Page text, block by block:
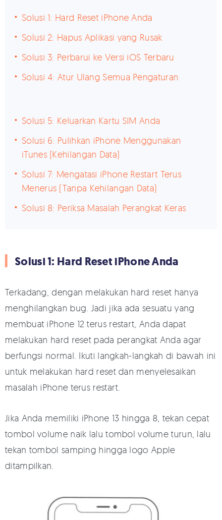
Solusi 1: Hard Reset iPhone Anda
Solusi 2: Hapus Aplikasi yang Rusak
Solusi 3: Perbarui ke Versi iOS Terbaru
Solusi 4: Atur Ulang Semua Pengaturan
Solusi 5: Keluarkan Kartu SIM Anda
Solusi 6: Pulihkan iPhone Menggunakan
iTunes (Kehilangan Data)
Solusi 7: Mengatasi iPhone Restart Terus
Menerus (Tanpa Kehilangan Data)
Solusi 8: Periksa Masalah Perangkat Keras
Solusi 1: Hard Reset iPhone Anda
Terkadang, dengan melakukan hard reset hanya
menghilangkan bug. Jadi jika ada sesuatu yang
membuat iPhone 12 terus restart, Anda dapat
melakukan hard reset pada perangkat Anda agar
berfungsi normal. Ikuti langkah-langkah di bawah ini
untuk melakukan hard reset dan menyelesaikan
masalah iPhone terus restart.
Jika Anda memiliki iPhone 13 hingga 8, tekan cepat
tombol volume naik lalu tombol volume turun, lalu
tekan tombol samping hingga logo Apple
ditampilkan.